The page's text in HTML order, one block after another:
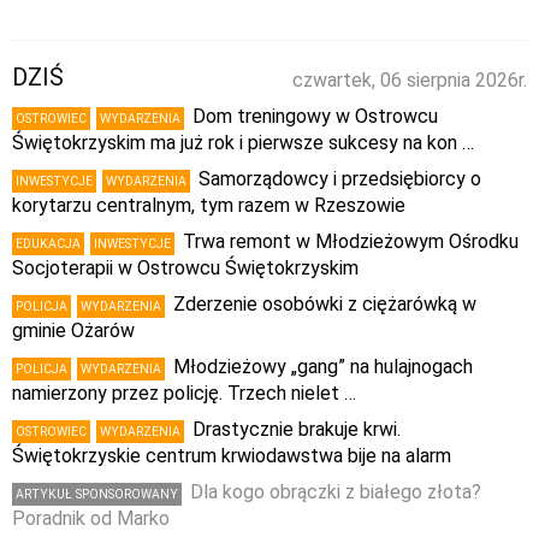
czwartek, 06 sierpnia 2026r.
DZIŚ
OSTROWIEC WYDARZENIA
Dom treningowy w Ostrowcu
Świętokrzyskim ma już rok i pierwsze sukcesy na kon …
INWESTYCJE WYDARZENIA
Samorządowcy i przedsiębiorcy o
korytarzu centralnym, tym razem w Rzeszowie
EDUKACJA INWESTYCJE
Trwa remont w Młodzieżowym Ośrodku
Socjoterapii w Ostrowcu Świętokrzyskim
POLICJA WYDARZENIA
Zderzenie osobówki z ciężarówką w
gminie Ożarów
POLICJA WYDARZENIA
Młodzieżowy „gang” na hulajnogach
namierzony przez policję. Trzech nielet …
OSTROWIEC WYDARZENIA
Drastycznie brakuje krwi.
Świętokrzyskie centrum krwiodawstwa bije na alarm
ARTYKUŁ SPONSOROWANY
Dla kogo obrączki z białego złota?
Poradnik od Marko